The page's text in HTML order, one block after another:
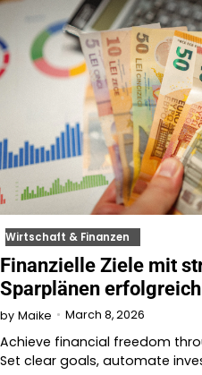
Wirtschaft & Finanzen
Finanzielle Ziele mit
Sparplänen
by Maike March 8, 2026
Achieve financial freedom
Set clear goals, automate